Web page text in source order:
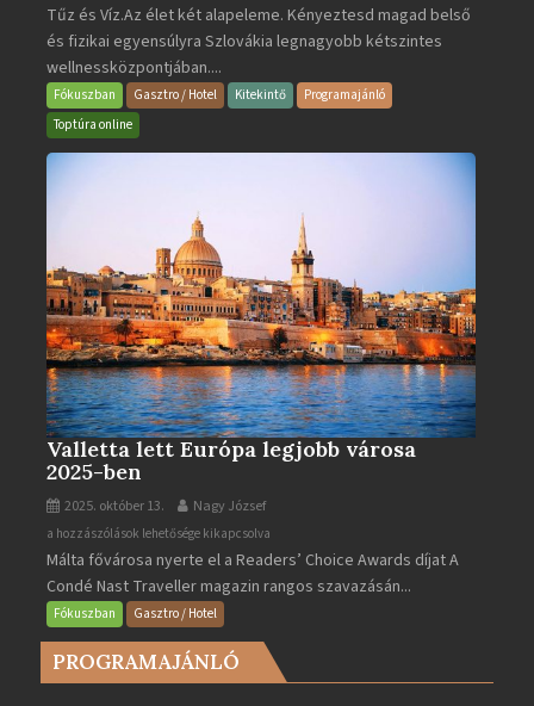
Poprad
·
Wellness
és
Gyógyfürdő
Tűz és Víz.Az élet két alapeleme. Kényeztesd magad belső
és fizikai egyensúlyra Szlovákia legnagyobb kétszintes
wellnessközpontjában....
Fókuszban Gasztro / Hotel Kitekintő
Programajánló
Toptúra online
Valletta lett Európa legjobb városa
2025-ben
2025. október 13. Nagy József
Valletta
lett
Európa
legjobb
városa
2025-
a hozzászólások lehetősége kikapcsolva
Málta fővárosa nyerte el a Readers’ Choice Awards díjat A
Condé Nast Traveller magazin rangos szavazásán...
Fókuszban Gasztro / Hotel
PROGRAMAJÁNLÓ